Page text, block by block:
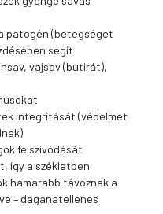
patogén (betegséget
segít
vajsav (butirát),
integritását (védelmet
felszívódását
így a székletben
hamarabb távoznak a
– daganatellenes